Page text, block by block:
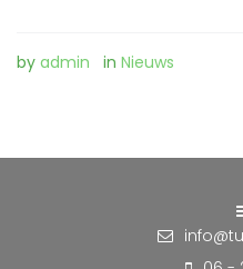
by admin in Nieuws